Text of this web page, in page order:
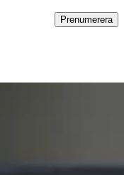
Prenumerera